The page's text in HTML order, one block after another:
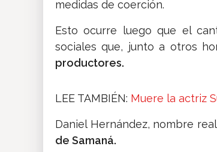
medidas de coerción.
Esto ocurre luego que el
sociales que, junto a otros
productores.
LEE TAMBIÉN: Muere la actriz
Daniel Hernández, nombre
de Samaná.